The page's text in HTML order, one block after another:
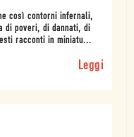
così contorni infernali,
di poveri, di dannati, di
racconti in miniatu...
Leggi